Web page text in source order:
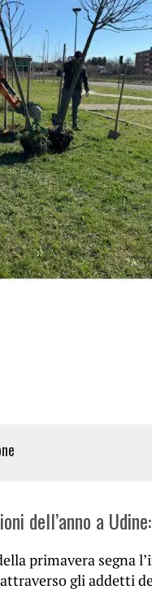
dell’anno a
primavera segna
gli addetti